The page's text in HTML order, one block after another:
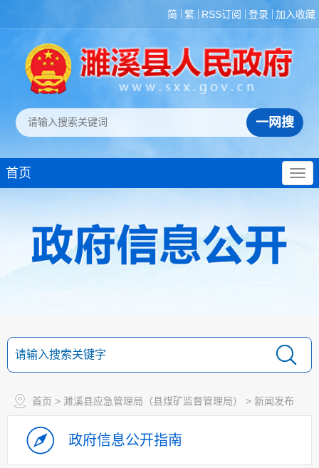
简 繁 RSS订阅 登录 加入收藏
首页
首页 > 濉溪县应急管理局（县煤矿监督管理局） > 新闻发布
政府信息公开指南
政策法规
财政资金
应急管理